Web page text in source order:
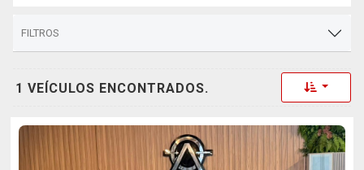
FILTROS
1 VEÍCULOS ENCONTRADOS. Toggle